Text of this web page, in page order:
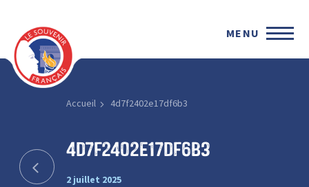
MENU
Accueil 4d7f2402e17df6b3
4d7f2402e17df6b3
2 juillet 2025